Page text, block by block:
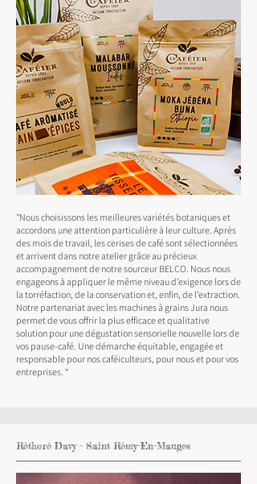
"Nous choisissons les meilleures variétés botaniques et
accordons une attention particulière à leur culture. Après
des mois de travail, les cerises de café sont sélectionnées
et arrivent dans notre atelier grâce au précieux
accompagnement de notre sourceur BELCO. Nous nous
engageons à appliquer le même niveau d’exigence lors de
la torréfaction, de la conservation et, enfin, de l’extraction.
Notre partenariat avec les machines à grains Jura nous
permet de vous offrir la plus efficace et qualitative
solution pour une dégustation sensorielle nouvelle lors de
vos pause-café. Une démarche équitable, engagée et
responsable pour nos caféiculteurs, pour nous et pour vos
entreprises. “
Réthoré Davy - Saint Rémy-En-Mauges